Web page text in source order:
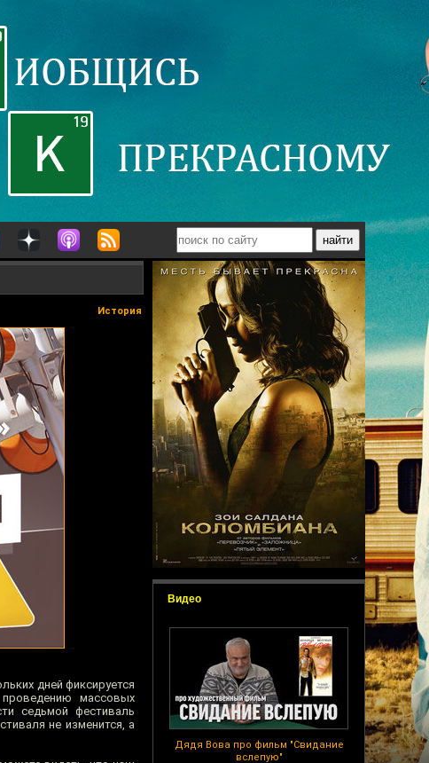
Видео
Дядя Вова про фильм "Свидание
вслепую"
История
дней фиксируется
массовых
седьмой фестиваль
не изменится, а